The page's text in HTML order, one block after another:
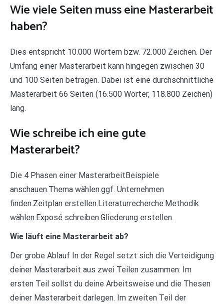
Wie viele Seiten muss eine Masterarbeit
haben?
Dies entspricht 10.000 Wörtern bzw. 72.000 Zeichen. Der
Umfang einer Masterarbeit kann hingegen zwischen 30
und 100 Seiten betragen. Dabei ist eine durchschnittliche
Masterarbeit 66 Seiten (16.500 Wörter, 118.800 Zeichen)
lang.
Wie schreibe ich eine gute
Masterarbeit?
Die 4 Phasen einer MasterarbeitBeispiele
anschauen.Thema wählen.ggf. Unternehmen
finden.Zeitplan erstellen.Literaturrecherche.Methodik
wählen.Exposé schreiben.Gliederung erstellen.
Wie läuft eine Masterarbeit ab?
Der grobe Ablauf In der Regel setzt sich die Verteidigung
deiner Masterarbeit aus zwei Teilen zusammen: Im
ersten Teil sollst du deine Arbeitsweise und die Thesen
deiner Masterarbeit darlegen. Im zweiten Teil der